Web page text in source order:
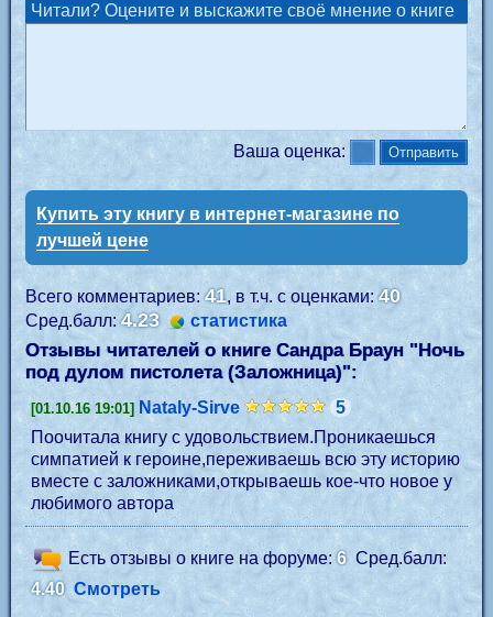
Читали? Оцените и выскажите своё мнение о книге
Ваша оценка:
Купить эту книгу в интернет-магазине по
лучшей цене
Всего комментариев:41, в т.ч. с оценками:40
Сред.балл:4.23 статистика
Отзывы читателей о книге Сандра Браун "Ночь
под дулом пистолета (Заложница)":
[01.10.16 19:01] Nataly-Sirve
5
Поочитала книгу с удовольствием.Проникаешься
симпатией к героине,переживаешь всю эту историю
вместе с заложниками,открываешь кое-что новое у
любимого автора
Есть отзывы о книге на форуме:6Сред.балл:
4.40 Смотреть